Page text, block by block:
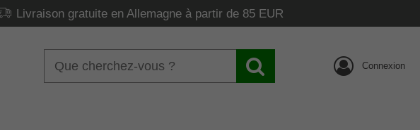
Livraison gratuite en Allemagne à partir de 85 EUR
Connexion